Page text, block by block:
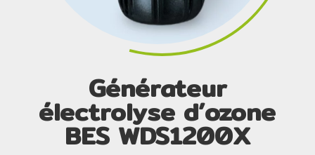
Générateur
électrolyse d’ozone
BES WDS1200X